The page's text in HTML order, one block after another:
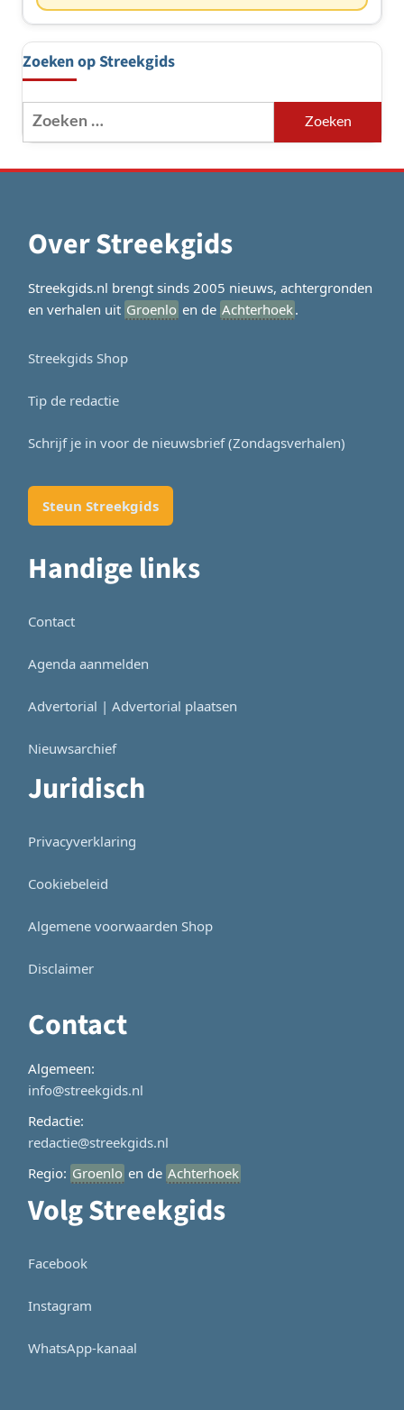
Zoeken op Streekgids
Zoeken
naar:
Over Streekgids
Streekgids.nl brengt sinds 2005 nieuws, achtergronden
en verhalen uit Groenlo en de Achterhoek.
Streekgids Shop
Tip de redactie
Schrijf je in voor de nieuwsbrief (Zondagsverhalen)
Steun Streekgids
Handige links
Contact
Agenda aanmelden
Advertorial | Advertorial plaatsen
Nieuwsarchief
Juridisch
Privacyverklaring
Cookiebeleid
Algemene voorwaarden Shop
Disclaimer
Contact
Algemeen:
info@streekgids.nl
Redactie:
redactie@streekgids.nl
Regio: Groenlo en de Achterhoek
Volg Streekgids
Facebook
Instagram
WhatsApp-kanaal